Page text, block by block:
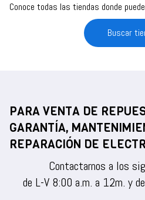
Conoce todas las tiendas donde
Buscar
PARA VENTA DE
GARANTÍA,
REPARACIÓN DE
Contactarnos a los
de L-V 8:00 a.m. a 12m. y